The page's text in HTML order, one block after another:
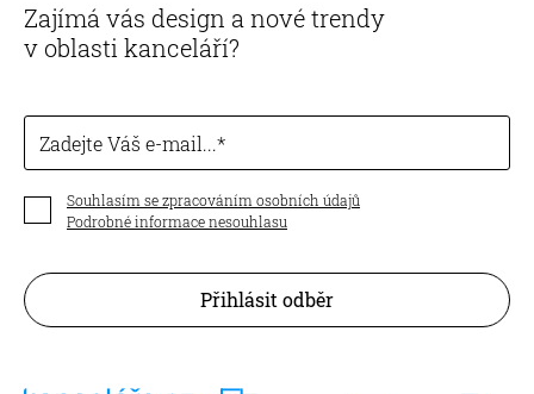
Zajímá vás design a nové trendy
v oblasti kanceláří?
Zadejte Váš e-mail...
Souhlasím se zpracováním osobních údajů
Podrobné informace nesouhlasu
Přihlásit odběr